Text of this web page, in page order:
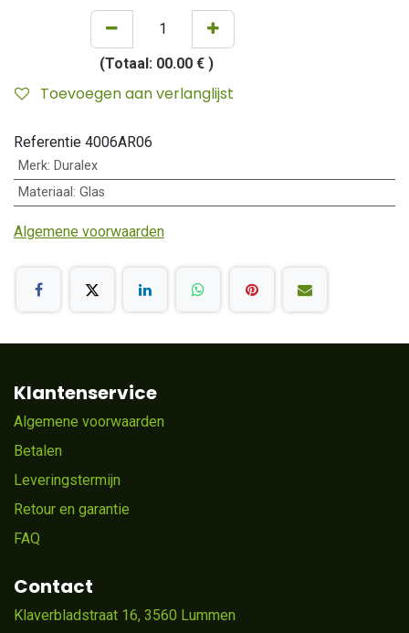
(Totaal: 00.00 € )
Toevoegen aan verlanglijst
Referentie 4006AR06
Merk: Duralex
Materiaal : Glas
Algemene voorwaarden
Klantenservice
Algemene voorwaarden
Betalen
Leveringstermijn
Retour en garantie
FAQ
Contact
Klaverbladstraat 16, 3560 Lummen